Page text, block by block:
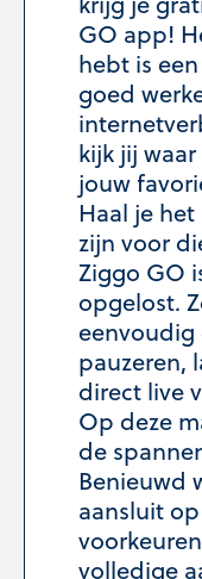
GO app!
hebt is
goed
kijk jij
jouw
Haal je
zijn voor
Ziggo GO
opgelost.
pauzeren,
direct live
Op deze
de
Benieuwd
aansluit
volledige